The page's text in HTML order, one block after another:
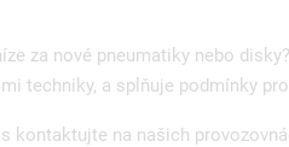
za nové pneumatiky nebo
techniky, a splňuje podmínky
kontaktujte na našich